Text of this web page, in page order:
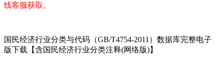
线客服获取。
国民经济行业分类与代码（GB/T4754-2011）数据库完整电子
版下载【含国民经济行业分类注释(网络版)】